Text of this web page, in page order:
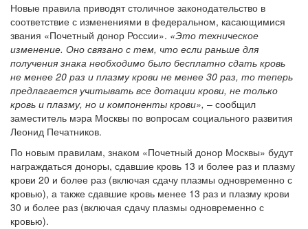
Новые правила приводят столичное законодательство в
соответствие с изменениями в федеральном, касающимися
звания «Почетный донор России». «Это техническое
изменение. Оно связано с тем, что если раньше для
получения знака необходимо было бесплатно сдать кровь
не менее 20 раз и плазму крови не менее 30 раз, то теперь
предлагается учитывать все дотации крови, не только
кровь и плазму, но и компоненты крови», – сообщил
заместитель мэра Москвы по вопросам социального развития
Леонид Печатников.
По новым правилам, знаком «Почетный донор Москвы» будут
награждаться доноры, сдавшие кровь 13 и более раз и плазму
крови 20 и более раз (включая сдачу плазмы одновременно с
кровью), а также сдавшие кровь менее 13 раз и плазму крови
30 и более раз (включая сдачу плазмы одновременно с
кровью).